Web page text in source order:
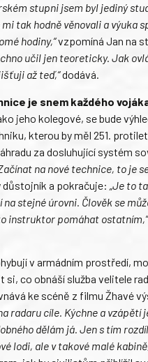
stupni jsem byl jediný
tak hodně věnovali a výuka
hodiny,“vzpomíná Jan na
učil jen teoreticky. Jak
až teď,“dodává.
je snem každého
jeho kolegové, se bude
kterou by měl 251.
za dosluhující systém
na nové technice, to je
důstojník a pokračuje: „Je to
na stejné úrovni. Člověk se
instruktor pomáhat ostatním,“
v armádním prostředí,
si, co obnáší služba velitele
ke scéně z filmu Žhavé
radaru cíle. Kýchne a vzápětí
dělám já. Jen s tím
lodi, ale v takové malé